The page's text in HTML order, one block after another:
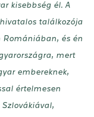
kisebbség él. A
találkozója
és én
mert
embereknek,
értelmesen